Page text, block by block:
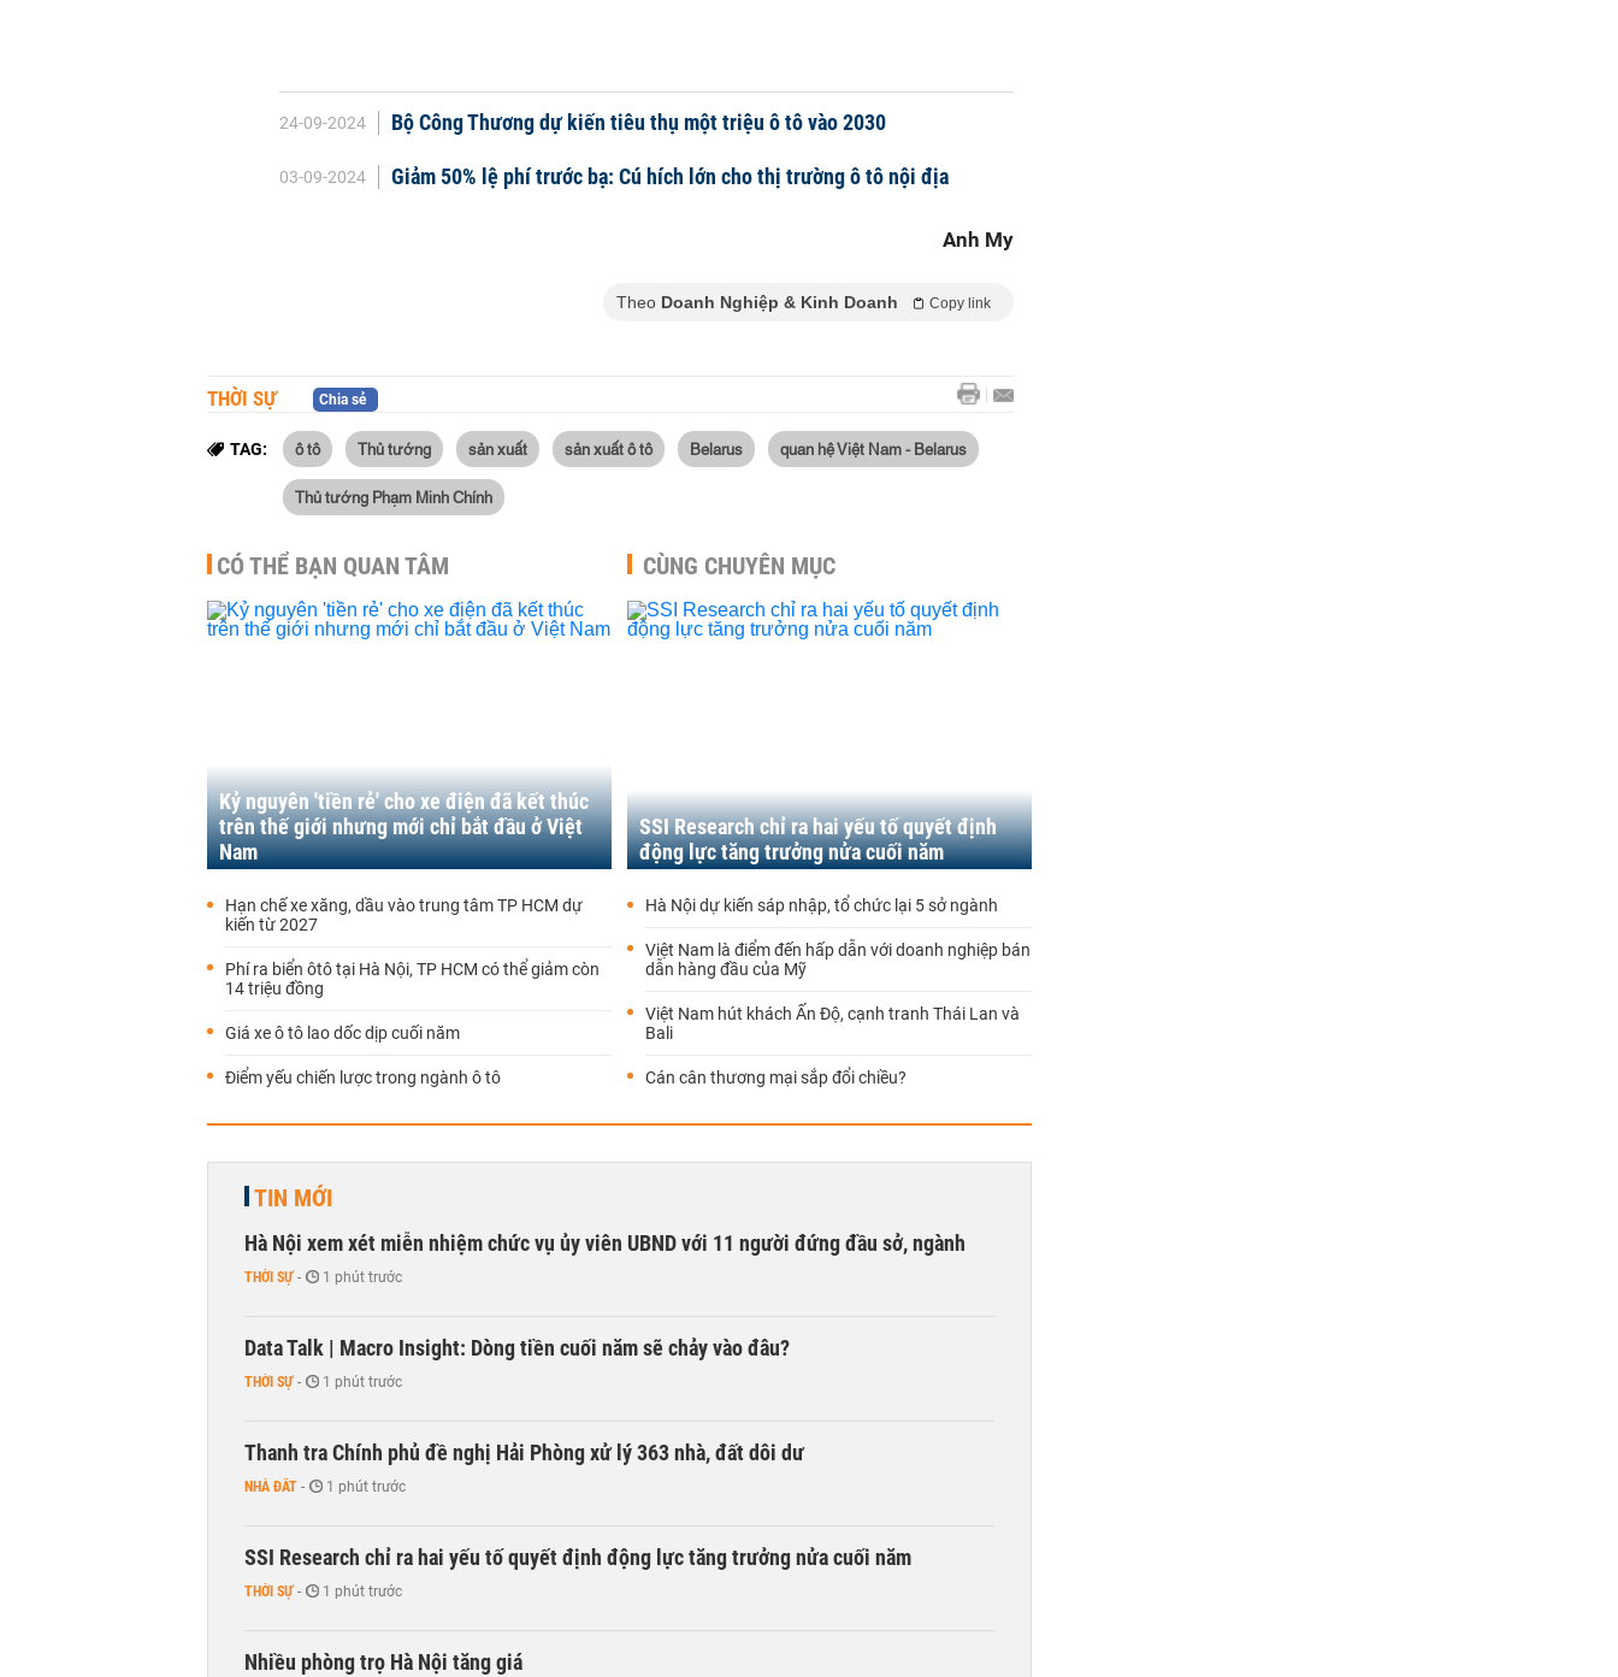
24-09-2024 Bộ Công Thương dự kiến tiêu thụ một triệu ô tô vào 2030
03-09-2024 Giảm 50% lệ phí trước bạ: Cú hích lớn cho thị trường ô tô nội địa
Anh My
Theo Doanh Nghiệp & Kinh Doanh Copy link
THỜI SỰ Chia sẻ
TAG: ô tô Thủ tướng sản xuất sản xuất ô tô Belarus quan hệ Việt Nam - Belarus
Thủ tướng Phạm Minh Chính
CÓ THỂ BẠN QUAN TÂM
Kỷ nguyên 'tiền rẻ' cho xe điện đã kết thúc
trên thế giới nhưng mới chỉ bắt đầu ở Việt
Nam
Hạn chế xe xăng, dầu vào trung tâm TP HCM dự
kiến từ 2027
Phí ra biển ôtô tại Hà Nội, TP HCM có thể giảm còn
14 triệu đồng
Giá xe ô tô lao dốc dịp cuối năm
Điểm yếu chiến lược trong ngành ô tô
CÙNG CHUYÊN MỤC
SSI Research chỉ ra hai yếu tố quyết định
động lực tăng trưởng nửa cuối năm
Hà Nội dự kiến sáp nhập, tổ chức lại 5 sở ngành
Việt Nam là điểm đến hấp dẫn với doanh nghiệp bán
dẫn hàng đầu của Mỹ
Việt Nam hút khách Ấn Độ, cạnh tranh Thái Lan và
Bali
Cán cân thương mại sắp đổi chiều?
TIN MỚI
Hà Nội xem xét miễn nhiệm chức vụ ủy viên UBND với 11 người đứng đầu sở, ngành
THỜI SỰ - 1 phút trước
Data Talk | Macro Insight: Dòng tiền cuối năm sẽ chảy vào đâu?
THỜI SỰ - 1 phút trước
Thanh tra Chính phủ đề nghị Hải Phòng xử lý 363 nhà, đất dôi dư
NHÀ ĐẤT - 1 phút trước
SSI Research chỉ ra hai yếu tố quyết định động lực tăng trưởng nửa cuối năm
THỜI SỰ - 1 phút trước
Nhiều phòng trọ Hà Nội tăng giá